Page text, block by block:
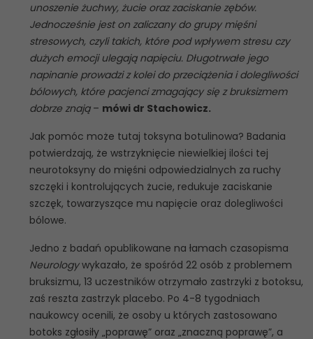
unoszenie żuchwy, żucie oraz zaciskanie zębów.
Jednocześnie jest on zaliczany do grupy mięśni
stresowych, czyli takich, które pod wpływem stresu czy
dużych emocji ulegają napięciu. Długotrwałe jego
napinanie prowadzi z kolei do przeciążenia i dolegliwości
bólowych, które pacjenci zmagający się z bruksizmem
dobrze znają– mówi dr Stachowicz.
Jak pomóc może tutaj toksyna botulinowa? Badania
potwierdzają, że wstrzyknięcie niewielkiej ilości tej
neurotoksyny do mięśni odpowiedzialnych za ruchy
szczęki i kontrolujących żucie, redukuje zaciskanie
szczęk, towarzyszące mu napięcie oraz dolegliwości
bólowe.
Jedno z badań opublikowane na łamach czasopisma
Neurologywykazało, że spośród 22 osób z problemem
bruksizmu, 13 uczestników otrzymało zastrzyki z botoksu,
zaś reszta zastrzyk placebo. Po 4-8 tygodniach
naukowcy ocenili, że osoby u których zastosowano
botoks zgłosiły „poprawę” oraz „znaczną poprawę”, a